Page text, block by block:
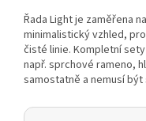
Řada Light je zaměřena
minimalistický vzhled,
čisté linie. Kompletní
např. sprchové rameno,
samostatně a nemusí